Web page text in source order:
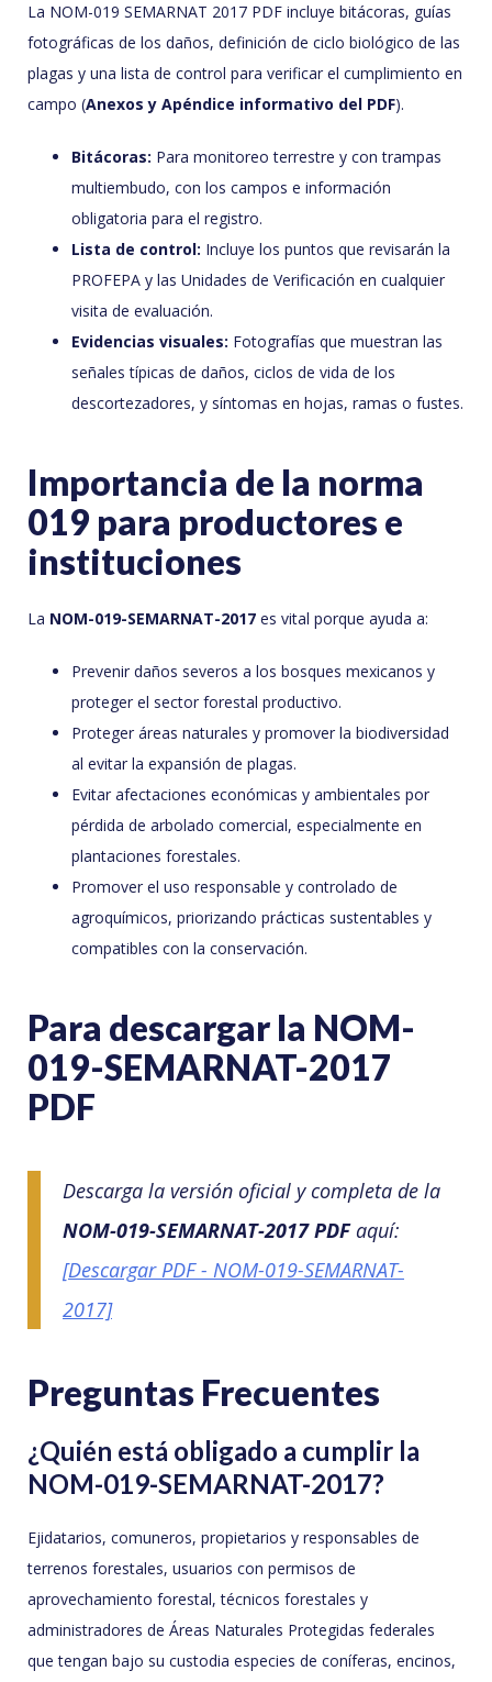
La NOM-019 SEMARNAT 2017 PDF incluye bitácoras, guías
fotográficas de los daños, definición de ciclo biológico de las
plagas y una lista de control para verificar el cumplimiento en
campo (Anexos y Apéndice informativo del PDF).
Bitácoras: Para monitoreo terrestre y con trampas
multiembudo, con los campos e información
obligatoria para el registro.
Lista de control: Incluye los puntos que revisarán la
PROFEPA y las Unidades de Verificación en cualquier
visita de evaluación.
Evidencias visuales: Fotografías que muestran las
señales típicas de daños, ciclos de vida de los
descortezadores, y síntomas en hojas, ramas o fustes.
Importancia de la norma
019 para productores e
instituciones
La NOM-019-SEMARNAT-2017 es vital porque ayuda a:
Prevenir daños severos a los bosques mexicanos y
proteger el sector forestal productivo.
Proteger áreas naturales y promover la biodiversidad
al evitar la expansión de plagas.
Evitar afectaciones económicas y ambientales por
pérdida de arbolado comercial, especialmente en
plantaciones forestales.
Promover el uso responsable y controlado de
agroquímicos, priorizando prácticas sustentables y
compatibles con la conservación.
Para descargar la NOM-
019-SEMARNAT-2017
PDF
Descarga la versión oficial y completa de la
NOM-019-SEMARNAT-2017 PDFaquí:
[Descargar PDF - NOM-019-SEMARNAT-
2017]
Preguntas Frecuentes
¿Quién está obligado a cumplir la
NOM-019-SEMARNAT-2017?
Ejidatarios, comuneros, propietarios y responsables de
terrenos forestales, usuarios con permisos de
aprovechamiento forestal, técnicos forestales y
administradores de Áreas Naturales Protegidas federales
que tengan bajo su custodia especies de coníferas, encinos,